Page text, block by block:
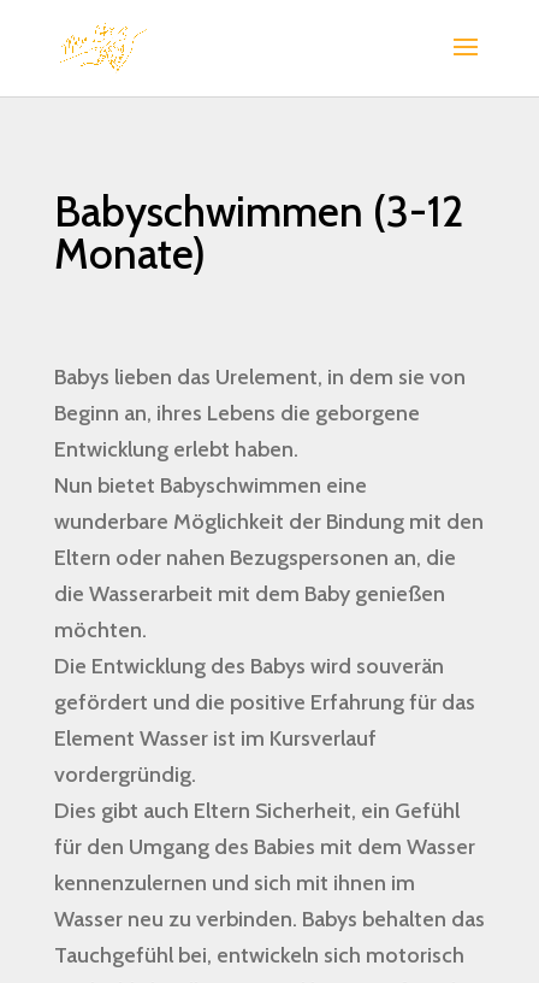
Babyschwimmen (3-12
Monate)
Babys lieben das Urelement, in dem sie von
Beginn an, ihres Lebens die geborgene
Entwicklung erlebt haben.
Nun bietet Babyschwimmen eine
wunderbare Möglichkeit der Bindung mit den
Eltern oder nahen Bezugspersonen an, die
die Wasserarbeit mit dem Baby genießen
möchten.
Die Entwicklung des Babys wird souverän
gefördert und die positive Erfahrung für das
Element Wasser ist im Kursverlauf
vordergründig.
Dies gibt auch Eltern Sicherheit, ein Gefühl
für den Umgang des Babies mit dem Wasser
kennenzulernen und sich mit ihnen im
Wasser neu zu verbinden. Babys behalten das
Tauchgefühl bei, entwickeln sich motorisch